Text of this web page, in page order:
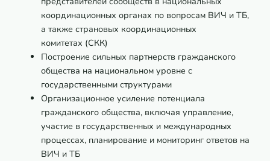
координационных органах по вопросам ВИЧ и ТБ,
а также страновых координационных
комитетах (СКК)
Построение сильных партнерств гражданского
общества на национальном уровне с
государственными структурами
Организационное усиление потенциала
гражданского общества, включая управление,
участие в государственных и международных
процессах, планирование и мониторинг ответов на
ВИЧ и ТБ